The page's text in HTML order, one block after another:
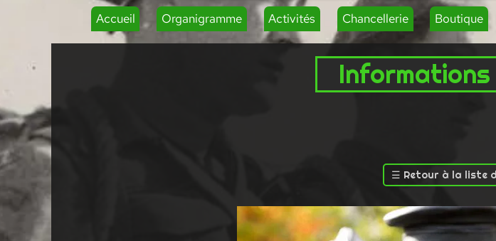
Accueil Organigramme Activités Chancellerie Boutique
☰ Retour à la liste